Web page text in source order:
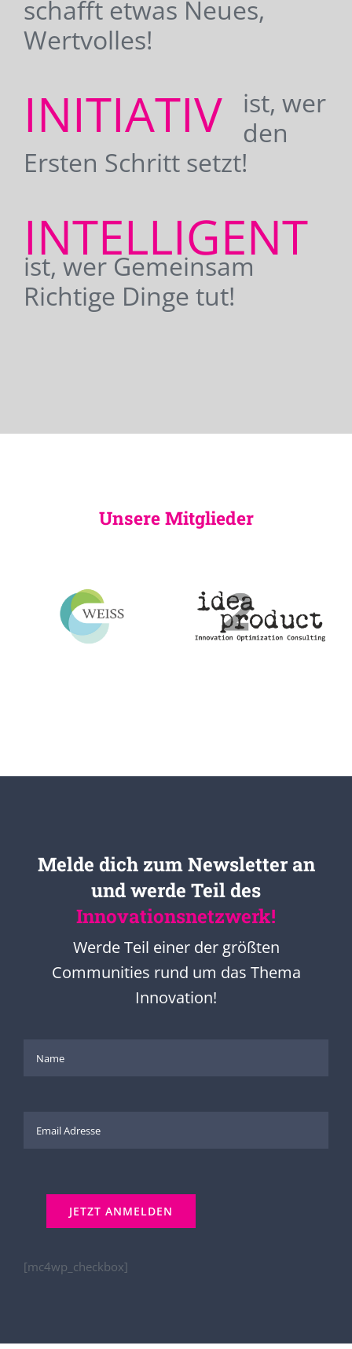
schafft etwas Neues,
Wertvolles!
INITIATIV
ist, wer
den
Ersten Schritt setzt!
INTELLIGENT
ist, wer Gemeinsam
Richtige Dinge tut!
Unsere Mitglieder
Melde dich zum Newsletter an
und werde Teil des
Innovationsnetzwerk!
Werde Teil einer der größten
Communities rund um das Thema
Innovation!
[mc4wp_checkbox]